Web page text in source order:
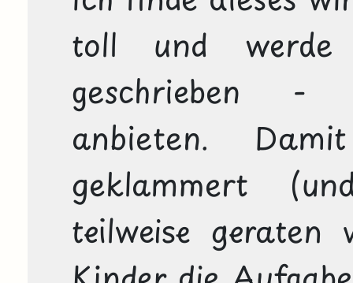
toll und
geschrieben -
anbieten.
geklammert
teilweise